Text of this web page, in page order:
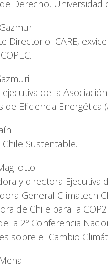
Derecho, Universidad
Directorio ICARE,
de la
de Eficiencia Energética
Sustentable.
y directora Ejecutiva
General Climatech
de Chile para la
la 2º Conferencia
sobre el Cambio